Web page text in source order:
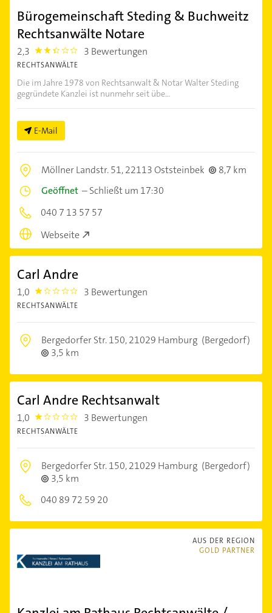
Bürogemeinschaft Steding & Buchweitz
Rechtsanwälte Notare
2,3 2.3 3 Bewertungen
RECHTSANWÄLTE
Die im Jahre 1978 von Rechtsanwalt & Notar Walter Steding
gegründete Kanzlei ist nunmehr seit übe...
E-Mail
Möllner Landstr. 51,22113 Oststeinbek
8,7 km
Geöffnet –Schließt um 17:30
040 7 13 57 57
Webseite
Carl Andre
1,0 1.0 3 Bewertungen
RECHTSANWÄLTE
Bergedorfer Str. 150,21029 Hamburg (Bergedorf)
3,5 km
Carl Andre Rechtsanwalt
1,0 1.0 3 Bewertungen
RECHTSANWÄLTE
Bergedorfer Str. 150,21029 Hamburg (Bergedorf)
3,5 km
040 89 72 59 20
AUS DER REGION
GOLD PARTNER